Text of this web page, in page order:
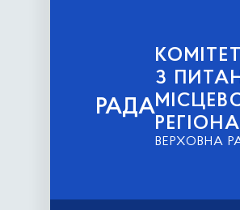
РАДА
КОМІТЕТ
З
ВЕРХОВНА